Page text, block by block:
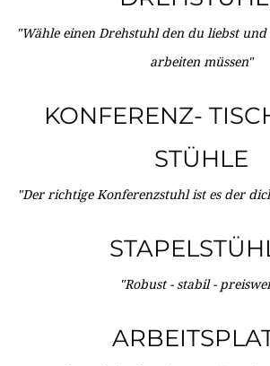
"Wähle einen Drehstuhl den du liebst
arbeiten müssen"
KONFERENZ-
STÜHLE
"Der richtige Konferenzstuhl ist es der
"Robust - stabil -